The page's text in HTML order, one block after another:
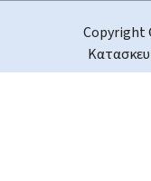
Copyright